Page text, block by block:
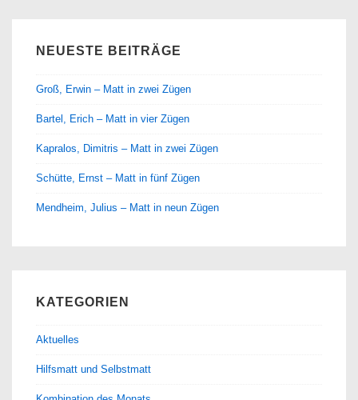
NEUESTE BEITRÄGE
Groß, Erwin – Matt in zwei Zügen
Bartel, Erich – Matt in vier Zügen
Kapralos, Dimitris – Matt in zwei Zügen
Schütte, Ernst – Matt in fünf Zügen
Mendheim, Julius – Matt in neun Zügen
KATEGORIEN
Aktuelles
Hilfsmatt und Selbstmatt